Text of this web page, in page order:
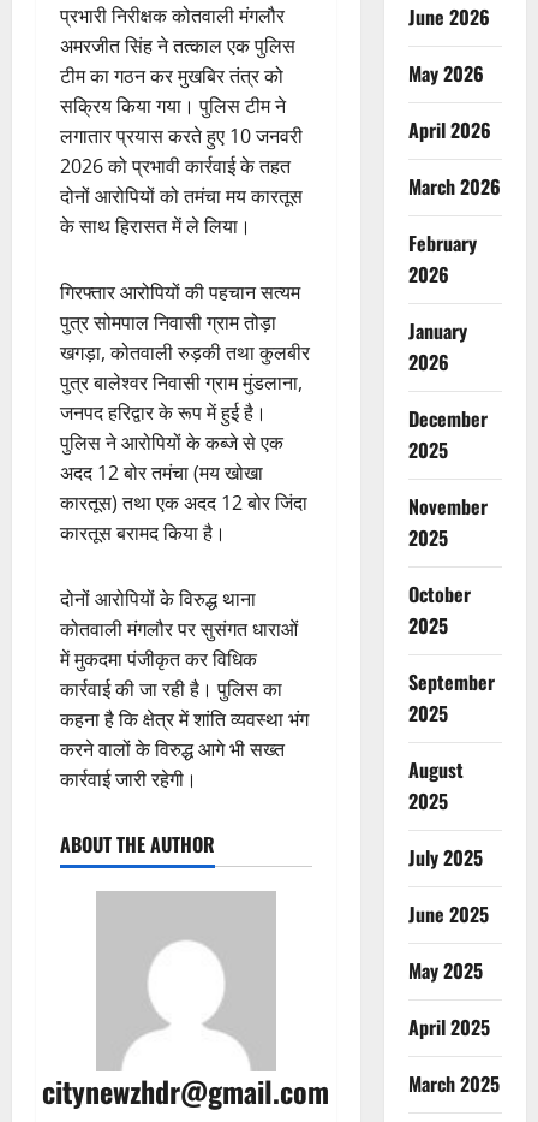
प्रभारी निरीक्षक कोतवाली मंगलौर
अमरजीत सिंह ने तत्काल एक पुलिस
टीम का गठन कर मुखबिर तंत्र को
सक्रिय किया गया। पुलिस टीम ने
लगातार प्रयास करते हुए 10 जनवरी
2026 को प्रभावी कार्रवाई के तहत
दोनों आरोपियों को तमंचा मय कारतूस
के साथ हिरासत में ले लिया।
गिरफ्तार आरोपियों की पहचान सत्यम
पुत्र सोमपाल निवासी ग्राम तोड़ा
खगड़ा, कोतवाली रुड़की तथा कुलबीर
पुत्र बालेश्वर निवासी ग्राम मुंडलाना,
जनपद हरिद्वार के रूप में हुई है।
पुलिस ने आरोपियों के कब्जे से एक
अदद 12 बोर तमंचा (मय खोखा
कारतूस) तथा एक अदद 12 बोर जिंदा
कारतूस बरामद किया है।
दोनों आरोपियों के विरुद्ध थाना
कोतवाली मंगलौर पर सुसंगत धाराओं
में मुकदमा पंजीकृत कर विधिक
कार्रवाई की जा रही है। पुलिस का
कहना है कि क्षेत्र में शांति व्यवस्था भंग
करने वालों के विरुद्ध आगे भी सख्त
कार्रवाई जारी रहेगी।
ABOUT THE AUTHOR
citynewzhdr@gmail.com
June 2026
May 2026
April 2026
March 2026
February
2026
January
2026
December
2025
November
2025
October
2025
September
2025
August
2025
July 2025
June 2025
May 2025
April 2025
March 2025